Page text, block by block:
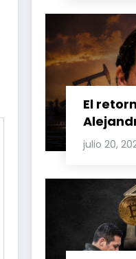
El
justicia
julio 20,